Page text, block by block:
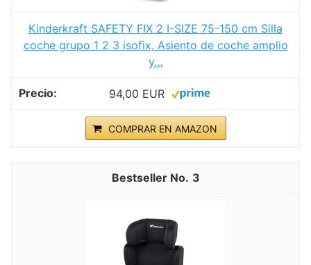
Kinderkraft SAFETY FIX 2 I-SIZE 75-150 cm Silla
coche grupo 1 2 3 isofix, Asiento de coche amplio
y…
94,00 EUR
COMPRAR EN AMAZON
3